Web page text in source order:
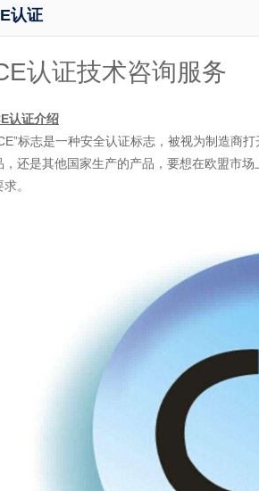
认证
认证技术咨询服务
认证介绍
标志是一种安全认证标志，被视为制造商
，还是其他国家生产的产品，要想在欧盟市
。